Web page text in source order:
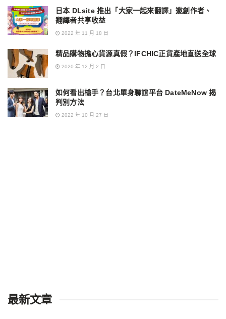
日本 DLsite 推出「大家一起來翻譯」邀創作者、
翻譯者共享收益
2022 年 11 月 18 日
精品購物擔心貨源真假？IFCHIC正貨產地直送全球
2020 年 12 月 2 日
如何看出槍手？台北單身聯誼平台 DateMeNow 揭
判別方法
2022 年 10 月 27 日
最新文章